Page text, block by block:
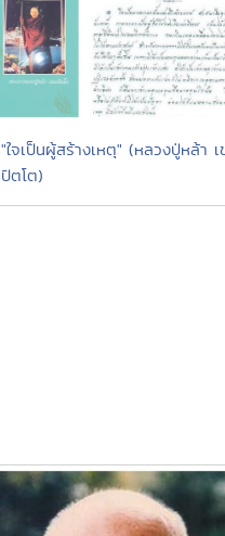
"ใจเป็นผู้สร้างเหตุ" (หลวงปู่หล้า
ปัตโต)